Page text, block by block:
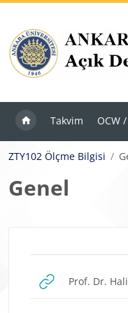
Takvim OCW
ZTY102 Ölçme Bilgisi
Genel
Bloklar
Bölüm
Prof. Dr.